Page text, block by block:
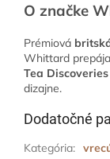
O značke
Prémiová
Whittard prepája
Tea Discoveries
dizajne.
Dodatočné
Kategória: